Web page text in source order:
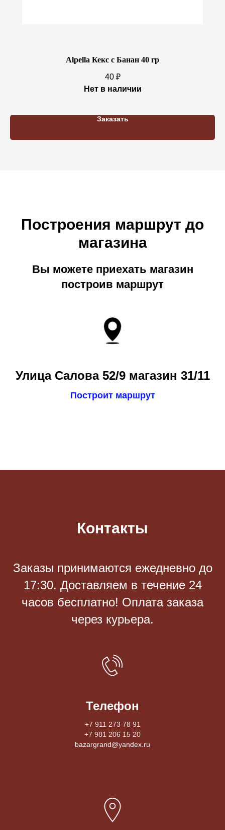
Alpella Кекс с Банан 40 гр
40 ₽
Нет в наличии
Заказать
Построения маршрут до
магазина
Вы можете приехать магазин
построив маршрут
Улица Салова 52/9 магазин 31/11
Построит маршрут
Контакты
Заказы принимаются eжедневно до
17:30. Доставляем в течение 24
часов бесплатно! Оплата заказа
через курьера.
Телефон
+7 911 273 78 91
+7 981 206 15 20
bazargrand@yandex.ru